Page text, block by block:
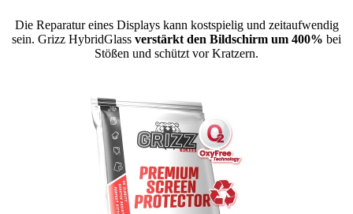
Die Reparatur eines Displays kann kostspielig und zeitaufwendig
sein. Grizz HybridGlass verstärkt den Bildschirm um 400% bei
Stößen und schützt vor Kratzern.